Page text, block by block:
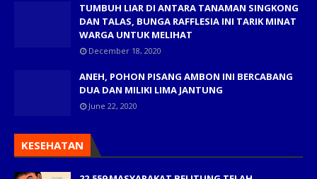
TUMBUH LIAR DI ANTARA TANAMAN SINGKONG
DAN TALAS, BUNGA RAFFLESIA INI TARIK MINAT
WARGA UNTUK MELIHAT
December 18, 2020
ANEH, POHON PISANG AMBON INI BERCABANG
DUA DAN MILIKI LIMA JANTUNG
June 22, 2020
KESEHATAN